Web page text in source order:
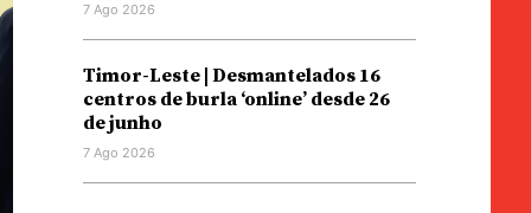
7 Ago 2026
Timor-Leste | Desmantelados 16
centros de burla ‘online’ desde 26
de junho
7 Ago 2026